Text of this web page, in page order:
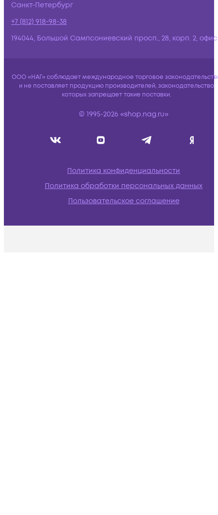
Санкт-Петербург
+7 (812) 918-98-38
194044, Большой Сампсониевский просп., 28, корп. 2,
ООО «НАГ» соблюдает международное торговое
и не поставляет продукцию производителей, законодательство
которых запрещает такие поставки.
© 1995-2026 «shop.nag.ru»
Политика конфиденциальности
Политика обработки персональных данных
Пользовательское соглашение